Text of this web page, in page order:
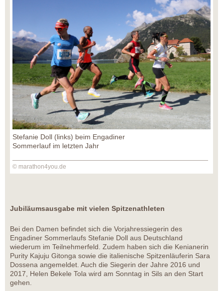
Stefanie Doll (links) beim Engadiner
Sommerlauf im letzten Jahr
© marathon4you.de
Jubiläumsausgabe mit vielen Spitzenathleten
Bei den Damen befindet sich die Vorjahressiegerin des
Engadiner Sommerlaufs Stefanie Doll aus Deutschland
wiederum im Teilnehmerfeld. Zudem haben sich die Kenianerin
Purity Kajuju Gitonga sowie die italienische Spitzenläuferin Sara
Dossena angemeldet. Auch die Siegerin der Jahre 2016 und
2017, Helen Bekele Tola wird am Sonntag in Sils an den Start
gehen.